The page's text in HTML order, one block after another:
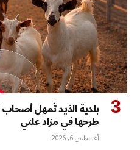
طرحها في مزاد علني
أغسطس 6, 2026